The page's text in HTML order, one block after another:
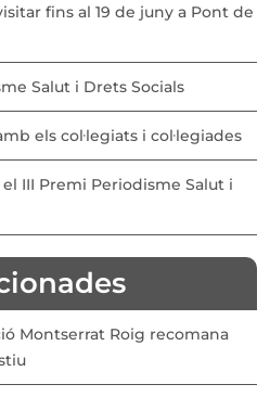
fins al 19 de juny a Pont de
Salut i Drets Socials
els col·legiats i col·legiades
III Premi Periodisme Salut i
Montserrat Roig recomana